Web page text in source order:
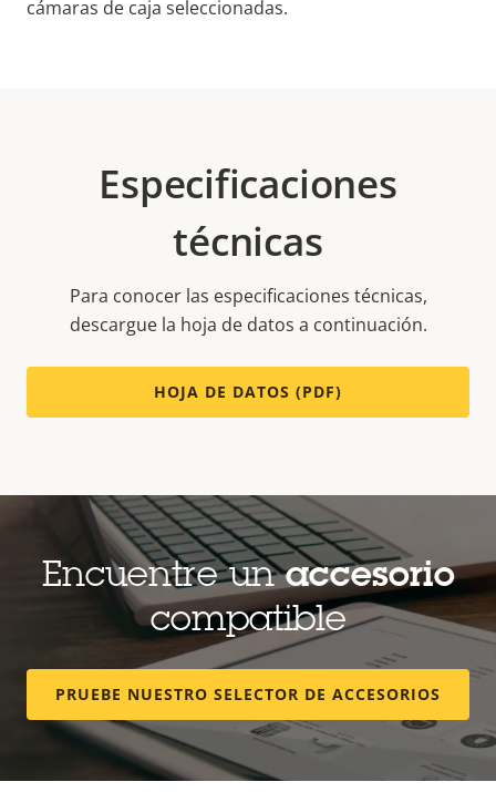
cámaras de caja seleccionadas.
Especificaciones
técnicas
Para conocer las especificaciones técnicas,
descargue la hoja de datos a continuación.
HOJA DE DATOS (PDF)
Encuentre unaccesorio
compatible
PRUEBE NUESTRO SELECTOR DE ACCESORIOS